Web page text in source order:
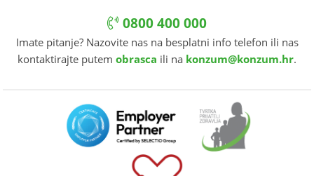
0800 400 000
Imate pitanje? Nazovite nas na besplatni info telefon ili nas
kontaktirajte putem obrasca ili na konzum@konzum.hr.